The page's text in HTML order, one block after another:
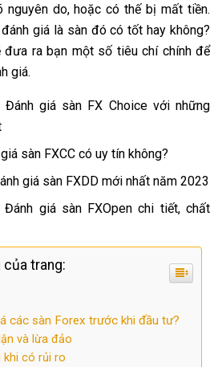
nguyên do, hoặc có thế bị mất tiền.
giá là sàn đó có tốt hay không?
đưa ra bạn một số tiêu chí chính để
giá.
Đánh giá sàn FX Choice với những
sàn FXCC có uy tín không?
giá sàn FXDD mới nhất năm 2023
Đánh giá sàn FXOpen chi tiết, chất
của trang:
các sàn Forex trước khi đầu tư?
và lừa đảo
có rủi ro